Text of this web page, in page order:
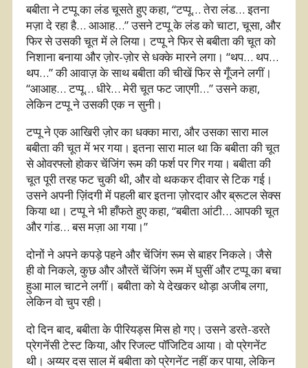
बबीता ने टप्पू का लंड चूसते हुए कहा, “टप्पू… तेरा लंड… इतना
मज़ा दे रहा है… आआह…” उसने टप्पू के लंड को चाटा, चूसा, और
फिर से उसकी चूत में ले लिया। टप्पू ने फिर से बबीता की चूत को
निशाना बनाया और ज़ोर-ज़ोर से धक्के मारने लगा। “थप… थप…
थप…” की आवाज़ के साथ बबीता की चीखें फिर से गूँजने लगीं।
“आआह… टप्पू… धीरे… मेरी चूत फट जाएगी…” उसने कहा,
लेकिन टप्पू ने उसकी एक न सुनी।
टप्पू ने एक आखिरी ज़ोर का धक्का मारा, और उसका सारा माल
बबीता की चूत में भर गया। इतना सारा माल था कि बबीता की चूत
से ओवरफ्लो होकर चेंजिंग रूम की फर्श पर गिर गया। बबीता की
चूत पूरी तरह फट चुकी थी, और वो थककर दीवार से टिक गई।
उसने अपनी ज़िंदगी में पहली बार इतना ज़ोरदार और ब्रूटल सेक्स
किया था। टप्पू ने भी हाँफते हुए कहा, “बबीता आंटी… आपकी चूत
और गांड… बस मज़ा आ गया।”
दोनों ने अपने कपड़े पहने और चेंजिंग रूम से बाहर निकले। जैसे
ही वो निकले, कुछ और औरतें चेंजिंग रूम में घुसीं और टप्पू का बचा
हुआ माल चाटने लगीं। बबीता को ये देखकर थोड़ा अजीब लगा,
लेकिन वो चुप रही।
दो दिन बाद, बबीता के पीरियड्स मिस हो गए। उसने डरते-डरते
प्रेगनेंसी टेस्ट किया, और रिजल्ट पॉजिटिव आया। वो प्रेगनेंट
थी। अय्यर दस साल में बबीता को प्रेगनेंट नहीं कर पाया, लेकिन